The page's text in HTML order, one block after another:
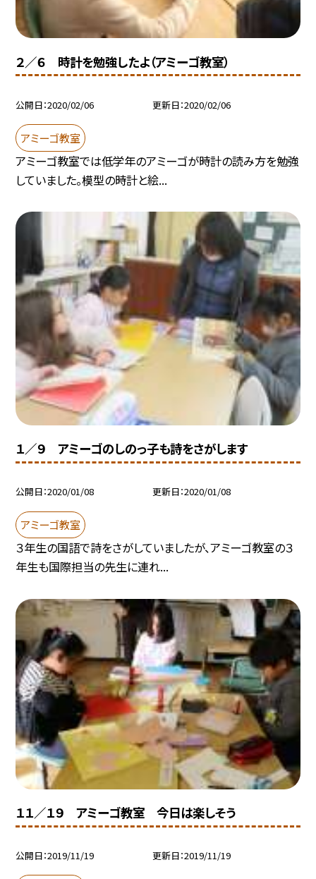
２／６ 時計を勉強したよ（アミーゴ教室）
公開日 2020/02/06 更新日 2020/02/06
アミーゴ教室
アミーゴ教室では低学年のアミーゴが時計の読み方を勉強
していました。模型の時計と絵...
１／９ アミーゴのしのっ子も詩をさがします
公開日 2020/01/08 更新日 2020/01/08
アミーゴ教室
３年生の国語で詩をさがしていましたが、アミーゴ教室の３
年生も国際担当の先生に連れ...
１１／１９ アミーゴ教室 今日は楽しそう
公開日 2019/11/19 更新日 2019/11/19